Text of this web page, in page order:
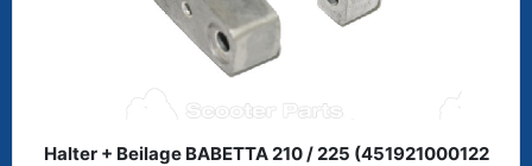
Halter + Beilage BABETTA 210 / 225 (451921000122